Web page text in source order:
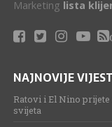
Marketing lista
NAJNOVIJE
Ratovi i El Nino
svijeta